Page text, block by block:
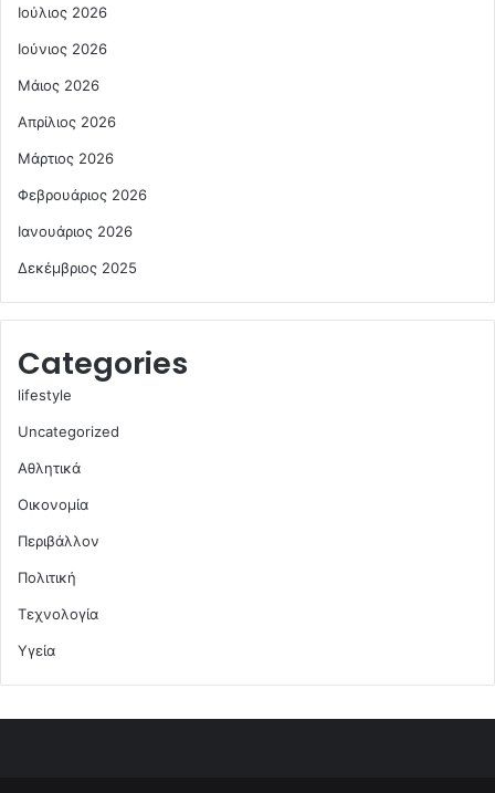
Ιούλιος 2026
Ιούνιος 2026
Μάιος 2026
Απρίλιος 2026
Μάρτιος 2026
Φεβρουάριος 2026
Ιανουάριος 2026
Δεκέμβριος 2025
Categories
lifestyle
Uncategorized
Αθλητικά
Οικονομία
Περιβάλλον
Πολιτική
Τεχνολογία
Υγεία